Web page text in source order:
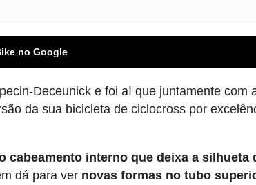
no Google
Deceunick e foi aí que juntamente com
da sua bicicleta de ciclocross por
cabeamento interno que deixa a silhueta
dá para ver novas formas no tubo